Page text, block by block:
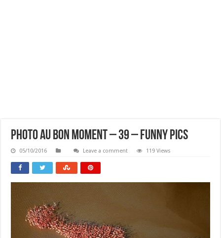
Photo Au Bon Moment – 39 – Funny Pics
05/10/2016 Leave a comment 119 Views